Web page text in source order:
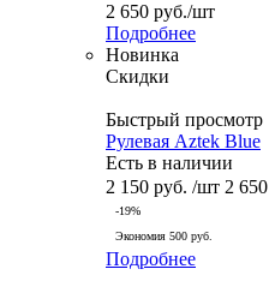
2 650 руб./шт
Подробнее
Новинка
Скидки
Быстрый просмотр
Рулевая Aztek Blue
Есть в наличии
2 150 руб. /шт 2 650
-19%
Экономия 500 руб.
Подробнее